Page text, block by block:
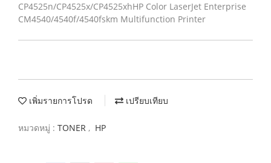
CP4525n/CP4525x/CP4525xhHP Color LaserJet Enterprise
CM4540/4540f/4540fskm Multifunction Printer
เพิ่มรายการโปรด เปรียบเทียบ
หมวดหมู่ : TONER , HP